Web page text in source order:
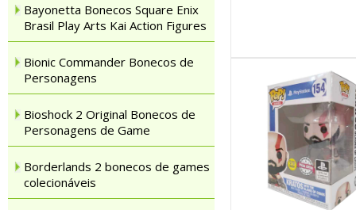
Bayonetta Bonecos Square Enix
Brasil Play Arts Kai Action Figures
Bionic Commander Bonecos de
Personagens
Bioshock 2 Original Bonecos de
Personagens de Game
Borderlands 2 bonecos de games
colecionáveis